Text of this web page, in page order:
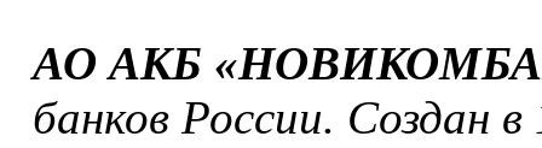
АО АКБ
банков России. Создан